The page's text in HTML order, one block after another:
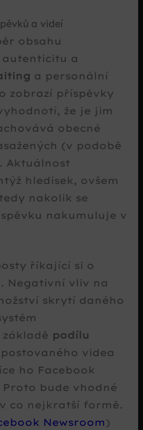
a videí
obsahu
autenticitu a
a personální
zobrazí příspěvky
že je jim
obecné
(v podobě
Aktuálnost
hledisek, ovšem
nakolik se
nakumuluje v
říkající si o
Negativní vliv na
skrytí daného
podílu
postovaného videa
ho Facebook
bude vhodné
co nejkratší formě.
Newsroom)